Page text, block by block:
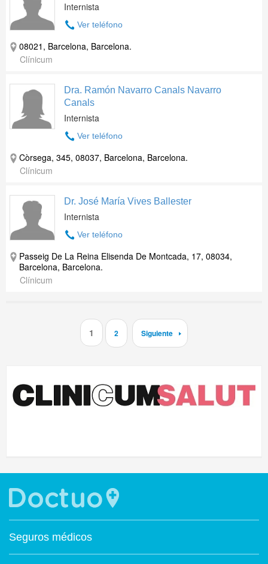
Internista
Ver teléfono
08021, Barcelona, Barcelona.
Clínicum
Dra. Ramón Navarro Canals Navarro
Canals
Internista
Ver teléfono
Còrsega, 345, 08037, Barcelona, Barcelona.
Clínicum
Dr. José María Vives Ballester
Internista
Ver teléfono
Passeig De La Reina Elisenda De Montcada, 17, 08034,
Barcelona, Barcelona.
Clínicum
1 2 Siguiente
Seguros médicos